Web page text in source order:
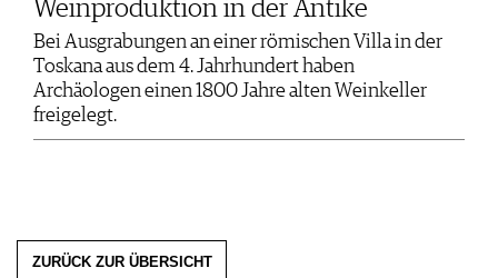
Weinproduktion in der Antike
Bei Ausgrabungen an einer römischen Villa in der
Toskana aus dem 4. Jahrhundert haben
Archäologen einen 1800 Jahre alten Weinkeller
freigelegt.
ZURÜCK ZUR ÜBERSICHT